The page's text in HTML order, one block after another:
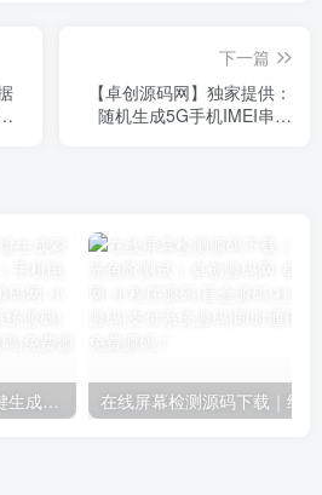
下一篇
【卓创源码网】独家提供：
随机生成5G手机IMEI串码
和平精英装逼神器！一键生成彩色字体代码单页源码下载｜手机电脑即用-卓创源码网